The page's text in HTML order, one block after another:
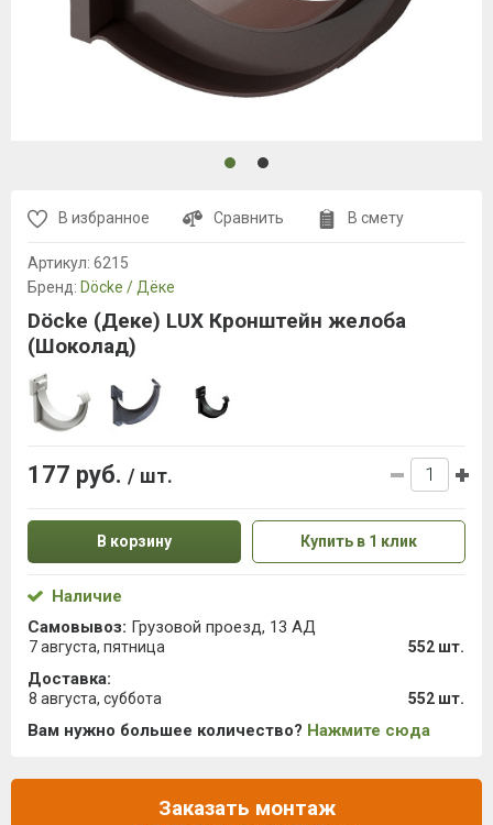
В избранное Сравнить В смету
Артикул: 6215
Бренд: Döcke / Дёке
Döcke (Деке) LUX Кронштейн желоба
(Шоколад)
177 руб. / шт.
В корзину Купить в 1 клик
Наличие
Самовывоз: Грузовой проезд, 13 АД
7 августа, пятница 552 шт.
Доставка:
8 августа, суббота 552 шт.
Вам нужно большее количество? Нажмите сюда
Заказать монтаж